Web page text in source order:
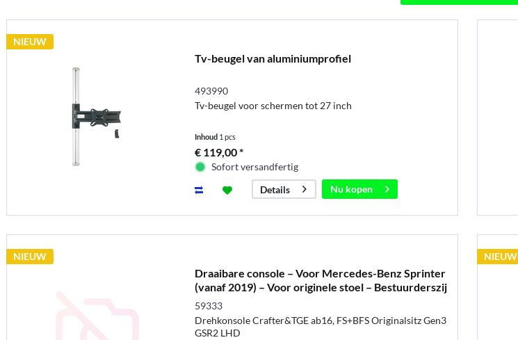
NIEUW
Tv-beugel van aluminiumprofiel
493990
Tv-beugel voor schermen tot 27 inch
Inhoud 1 pcs
€ 119,00 *
Sofort versandfertig
Details
Nu kopen
NIEUW
Draaibare console – Voor Mercedes-Benz Sprinter
(vanaf 2019) – Voor originele stoel – Bestuurderszij
59333
Drehkonsole Crafter&TGE ab16, FS+BFS Originalsitz Gen3
GSR2 LHD
NIEUW